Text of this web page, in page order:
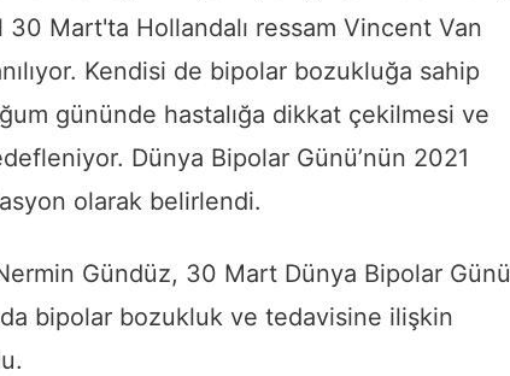
30 Mart'ta Hollandalı ressam Vincent Van
Kendisi de bipolar bozukluğa sahip
gününde hastalığa dikkat çekilmesi ve
Dünya Bipolar Günü’nün 2021
olarak belirlendi.
Gündüz, 30 Mart Dünya Bipolar Günü
bipolar bozukluk ve tedavisine ilişkin